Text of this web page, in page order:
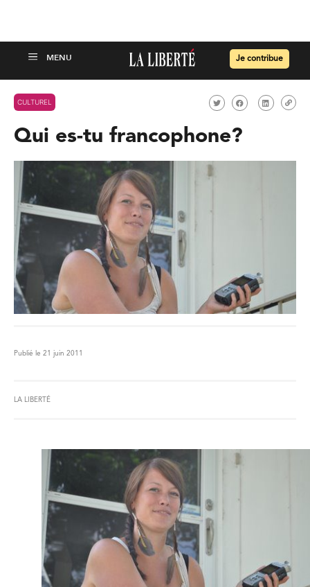
Je contribue
CULTUREL
Qui es-tu francophone?
Publié le 21 juin 2011
LA LIBERTÉ